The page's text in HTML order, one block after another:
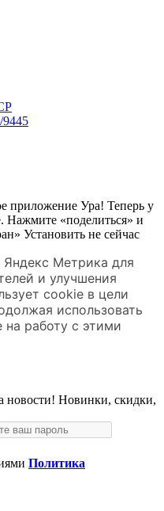
приложение Ура! Теперь у
Нажмите «поделиться» и
Установить не сейчас
Яндекс Метрика для
и улучшения
cookie в цели
использовать
на работу с этими
новости! Новинки, скидки,
Политика